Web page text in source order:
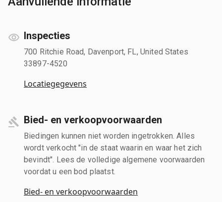
Inspecties
700 Ritchie Road, Davenport, FL, United States
33897-4520
Locatiegegevens
Bied- en verkoopvoorwaarden
Biedingen kunnen niet worden ingetrokken. Alles
wordt verkocht "in de staat waarin en waar het zich
bevindt". Lees de volledige algemene voorwaarden
voordat u een bod plaatst.
Bied- en verkoopvoorwaarden